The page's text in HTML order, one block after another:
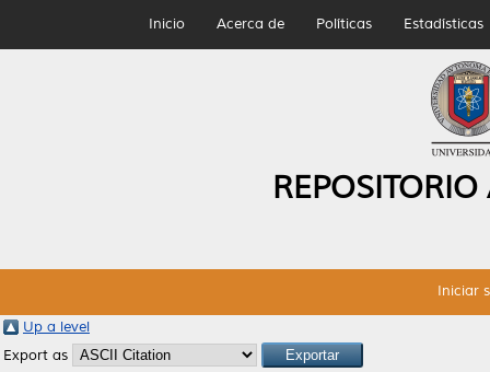
Inicio Acerca de Políticas Estadísticas
Iniciar
Up a level
Export as